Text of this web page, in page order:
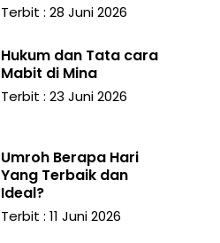
Terbit : 28 Juni 2026
Hukum dan Tata cara
Mabit di Mina
Terbit : 23 Juni 2026
Umroh Berapa Hari
Yang Terbaik dan
Ideal?
Terbit : 11 Juni 2026